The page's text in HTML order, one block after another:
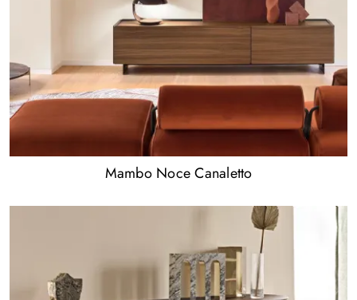
Mambo Noce Canaletto